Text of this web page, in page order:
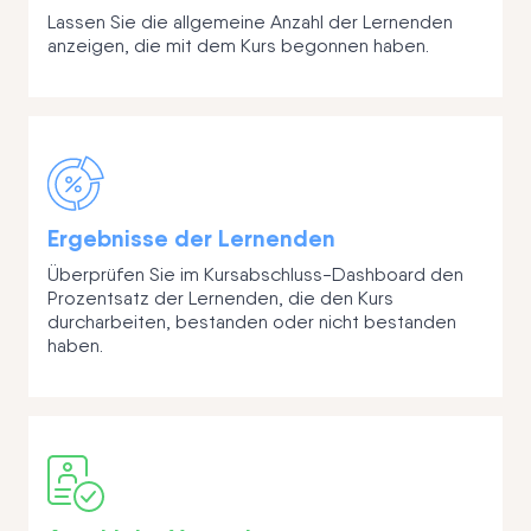
Lassen Sie die allgemeine Anzahl der Lernenden
anzeigen, die mit dem Kurs begonnen haben.
Ergebnisse der Lernenden
Überprüfen Sie im Kursabschluss-Dashboard den
Prozentsatz der Lernenden, die den Kurs
durcharbeiten, bestanden oder nicht bestanden
haben.